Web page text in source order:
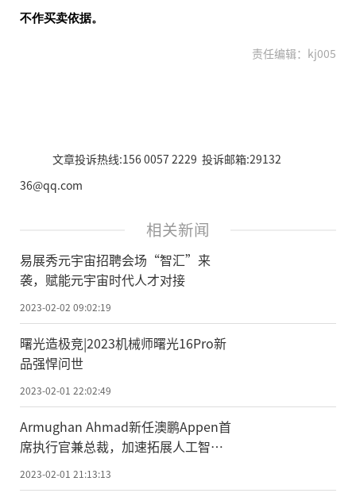
不作买卖依据。
责任编辑：kj005
文章投诉热线:156 0057 2229 投诉邮箱:29132
36@qq.com
相关新闻
易展秀元宇宙招聘会场“智汇”来
袭，赋能元宇宙时代人才对接
2023-02-02 09:02:19
曙光造极竞|2023机械师曙光16Pro新
品强悍问世
2023-02-01 22:02:49
Armughan Ahmad新任澳鹏Appen首
席执行官兼总裁，加速拓展人工智能
的应用边界
2023-02-01 21:13:13